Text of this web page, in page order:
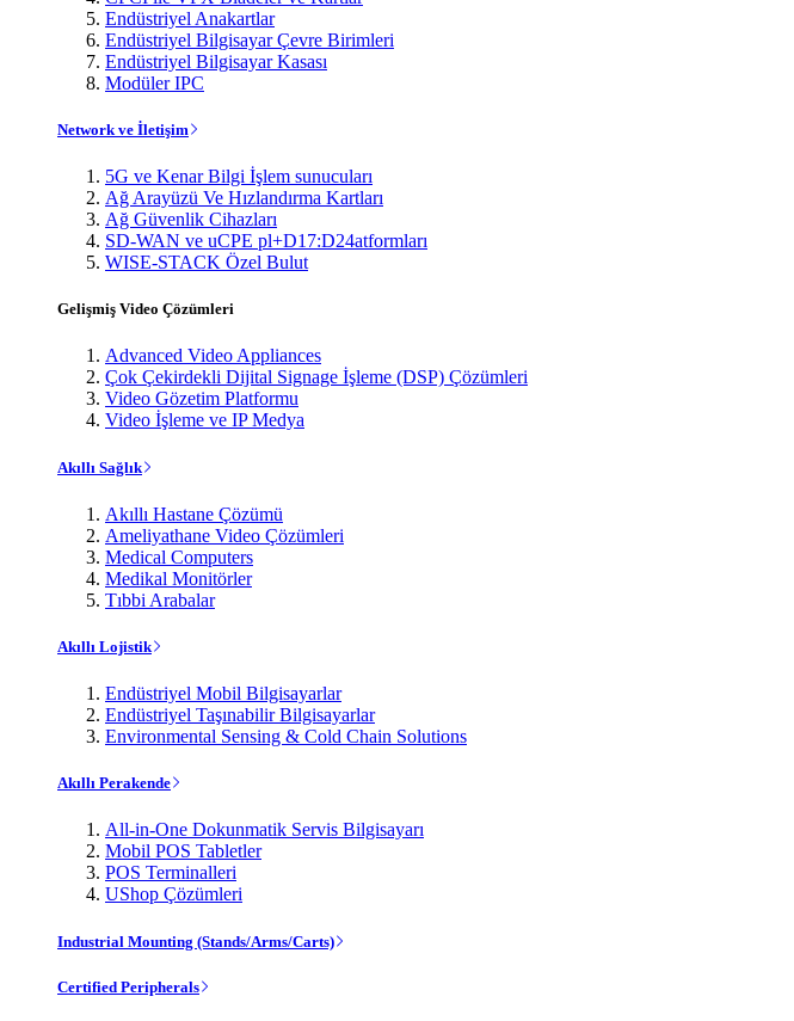
Endüstriyel Anakartlar
Endüstriyel Bilgisayar Çevre Birimleri
Endüstriyel Bilgisayar Kasası
Modüler IPC
Network ve İletişim
5G ve Kenar Bilgi İşlem sunucuları
Ağ Arayüzü Ve Hızlandırma Kartları
Ağ Güvenlik Cihazları
SD-WAN ve uCPE pl+D17:D24atformları
WISE-STACK Özel Bulut
Gelişmiş Video Çözümleri
Advanced Video Appliances
Çok Çekirdekli Dijital Signage İşleme (DSP) Çözümleri
Video Gözetim Platformu
Video İşleme ve IP Medya
Akıllı Sağlık
Akıllı Hastane Çözümü
Ameliyathane Video Çözümleri
Medical Computers
Medikal Monitörler
Tıbbi Arabalar
Akıllı Lojistik
Endüstriyel Mobil Bilgisayarlar
Endüstriyel Taşınabilir Bilgisayarlar
Environmental Sensing & Cold Chain Solutions
Akıllı Perakende
All-in-One Dokunmatik Servis Bilgisayarı
Mobil POS Tabletler
POS Terminalleri
UShop Çözümleri
Industrial Mounting (Stands/Arms/Carts)
Certified Peripherals